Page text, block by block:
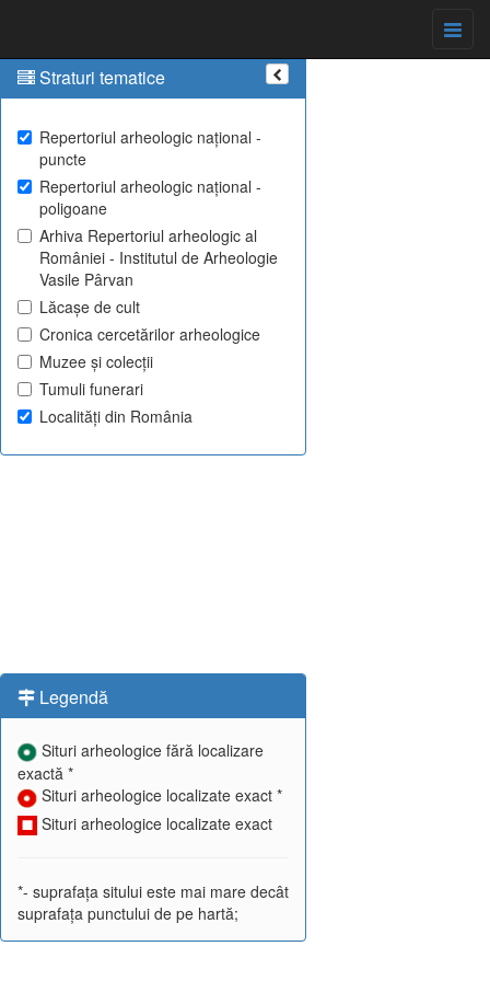
Straturi tematice
Repertoriul arheologic național -
puncte
Repertoriul arheologic național -
poligoane
Arhiva Repertoriul arheologic al
României - Institutul de Arheologie
Vasile Pârvan
Lăcașe de cult
Cronica cercetărilor arheologice
Muzee și colecții
Tumuli funerari
Localități din România
Legendă
Situri arheologice fără localizare
exactă *
Situri arheologice localizate exact *
Situri arheologice localizate exact
*- suprafața sitului este mai mare decât
suprafața punctului de pe hartă;